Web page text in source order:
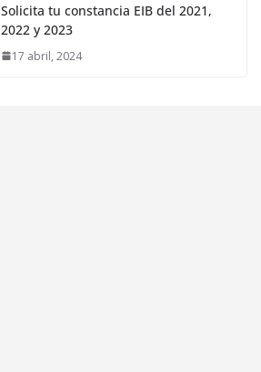
Solicita tu constancia EIB del 2021,
2022 y 2023
17 abril, 2024